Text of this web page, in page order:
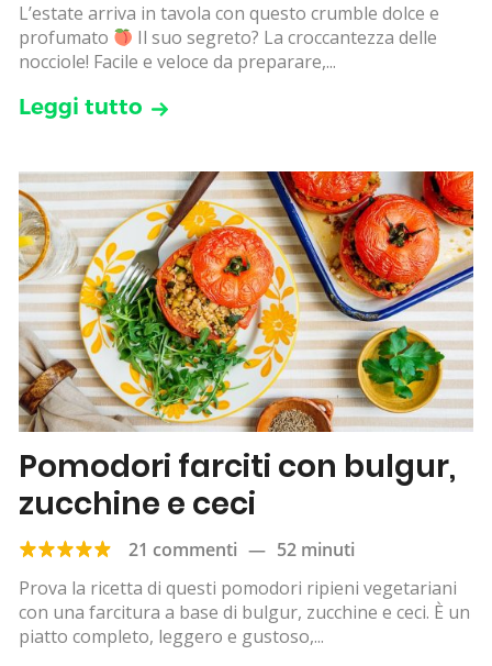
L’estate arriva in tavola con questo crumble dolce e
profumato
Il suo segreto? La croccantezza delle
nocciole! Facile e veloce da preparare,...
Leggi tutto
Pomodori farciti con bulgur,
zucchine e ceci
21 commenti — 52 minuti
Prova la ricetta di questi pomodori ripieni vegetariani
con una farcitura a base di bulgur, zucchine e ceci. È un
piatto completo, leggero e gustoso,...